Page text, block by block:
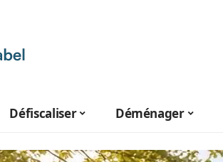
Défiscaliser Déménager